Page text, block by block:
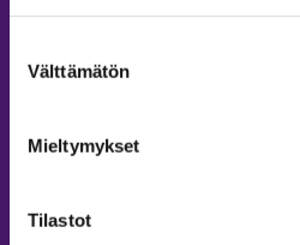
valinta
Välttämätön
Mieltymykset
Tilastot
Tiedustelut &